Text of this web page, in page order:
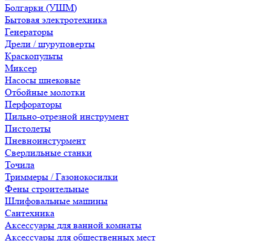
Болгарки (УШМ)
Бытовая электротехника
Генераторы
Дрели / шуруповерты
Краскопульты
Миксер
Насосы шнековые
Отбойные молотки
Перфораторы
Пильно-отрезной инструмент
Пистолеты
Пневноинстурмент
Сверлильные станки
Точила
Триммеры / Газонокосилки
Фены строительные
Шлифовальные машины
Сантехника
Аксессуары для ванной комнаты
Аксессуары для общественных мест